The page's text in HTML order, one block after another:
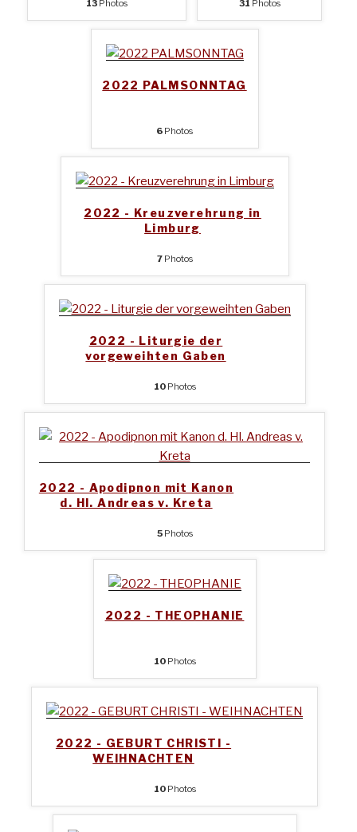
13 Photos 31 Photos
2022 PALMSONNTAG
6 Photos
2022 - Kreuzverehrung in
Limburg
7Photos
2022 - Liturgie der
vorgeweihten Gaben
10Photos
2022 - Apodipnon mit Kanon
d. Hl. Andreas v. Kreta
5Photos
2022 - THEOPHANIE
10Photos
2022 - GEBURT CHRISTI -
WEIHNACHTEN
10Photos